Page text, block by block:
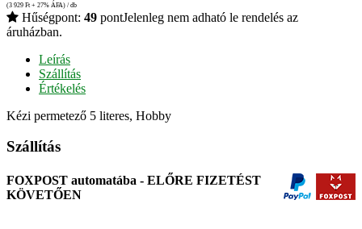
(3 929 Ft + 27% ÁFA) / db
Hűségpont: 49 pontJelenleg nem adható le rendelés az
áruházban.
Leírás
Szállítás
Értékelés
Kézi permetező 5 literes, Hobby
Szállítás
FOXPOST automatába - ELŐRE FIZETÉST
KÖVETŐEN